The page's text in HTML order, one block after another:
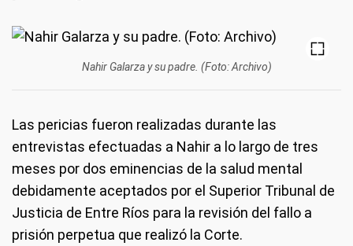
Nahir Galarza y su padre. (Foto: Archivo)
Las pericias fueron realizadas durante las
entrevistas efectuadas a Nahir a lo largo de tres
meses por dos eminencias de la salud mental
debidamente aceptados por el Superior Tribunal de
Justicia de Entre Ríos para la revisión del fallo a
prisión perpetua que realizó la Corte.